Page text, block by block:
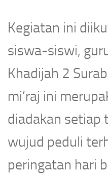
Kegiatan ini
siswa-siswi,
Khadijah 2
mi’raj ini
diadakan setiap
wujud peduli
peringatan hari